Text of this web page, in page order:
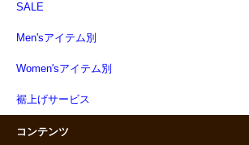
SALE
Men'sアイテム別
Women'sアイテム別
裾上げサービス
コンテンツ